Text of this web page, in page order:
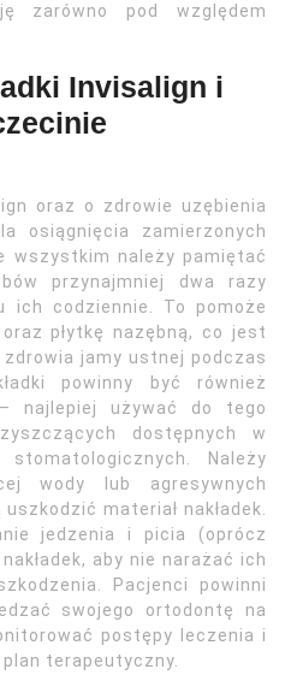
zarówno pod względem
Invisalign i
oraz o zdrowie uzębienia
osiągnięcia zamierzonych
wszystkim należy pamiętać
przynajmniej dwa razy
ich codziennie. To pomoże
płytkę nazębną, co jest
jamy ustnej podczas
powinny być również
najlepiej używać do tego
dostępnych w
Należy
wody lub agresywnych
materiał nakładek.
jedzenia i picia (oprócz
aby nie narażać ich
Pacjenci powinni
swojego ortodontę na
postępy leczenia i
terapeutyczny.